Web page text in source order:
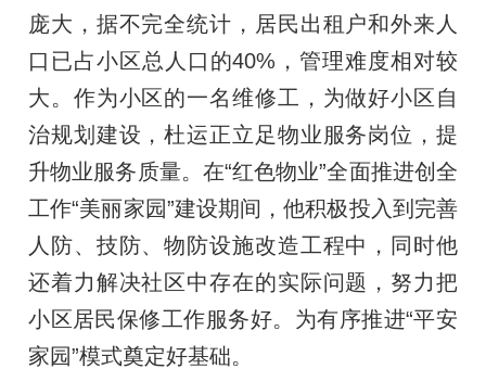
庞大，据不完全统计，居民出租户和外来人
口已占小区总人口的40%，管理难度相对较
大。作为小区的一名维修工，为做好小区自
治规划建设，杜运正立足物业服务岗位，提
升物业服务质量。在“红色物业”全面推进创全
工作“美丽家园”建设期间，他积极投入到完善
人防、技防、物防设施改造工程中，同时他
还着力解决社区中存在的实际问题，努力把
小区居民保修工作服务好。为有序推进“平安
家园”模式奠定好基础。